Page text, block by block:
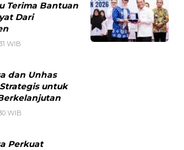
Terima Bantuan
Dari
WIB
dan Unhas
untuk
WIB
Perkuat